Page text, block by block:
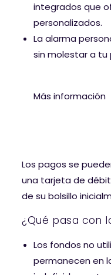
integrados que
personalizados.
La alarma
sin molestar a tu
Más información
Los pagos se
una tarjeta de
de su bolsillo
¿Qué pasa con
Los fondos no
permanecen en